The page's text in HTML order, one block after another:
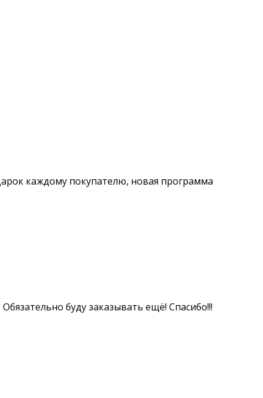
каждому покупателю, новая программа
буду заказывать ещё! Спасибо!!!